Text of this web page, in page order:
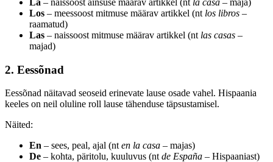
La – naissoost ainsuse määrav artikkel (nt la casa – maja)
Los – meessoost mitmuse määrav artikkel (nt los libros –
raamatud)
Las – naissoost mitmuse määrav artikkel (nt las casas –
majad)
2. Eessõnad
Eessõnad näitavad seoseid erinevate lause osade vahel. Hispaania
keeles on neil oluline roll lause tähenduse täpsustamisel.
Näited:
En – sees, peal, ajal (nten la casa – majas)
De – kohta, päritolu, kuuluvus (ntde España – Hispaaniast)